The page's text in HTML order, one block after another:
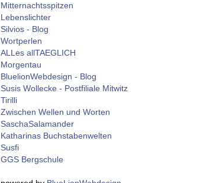
Mitternachtsspitzen
Lebenslichter
Silvios - Blog
Wortperlen
ALLes allTAEGLICH
Morgentau
BluelionWebdesign - Blog
Susis Wollecke - Postfiliale Mitwitz
Tirilli
Zwischen Wellen und Worten
SaschaSalamander
Katharinas Buchstabenwelten
Susfi
GGS Bergschule